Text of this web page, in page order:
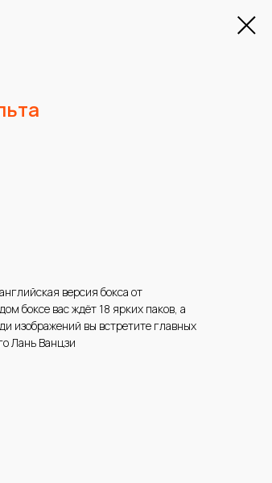
версия бокса от
боксе вас ждёт 18 ярких паков, а
изображений вы встретите главных
Лань Ванцзи